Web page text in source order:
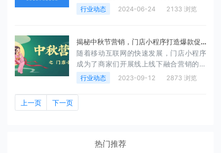
何提升商协会形象的一些场景分析：
行业动态 2024-06-24 2133 浏览
揭秘中秋节营销，门店小程序打造爆款促
销方案！
随着移动互联网的快速发展，门店小程序
成为了商家们开展线上线下融合营销的重
要工具。而在中秋佳节这个传统节日中，
商家们可以充分利用门店系统小程序的功
能，结合节日热点，开展一系列有趣的活
行业动态 2023-09-12 2873 浏览
上一页 下一页
热门推荐